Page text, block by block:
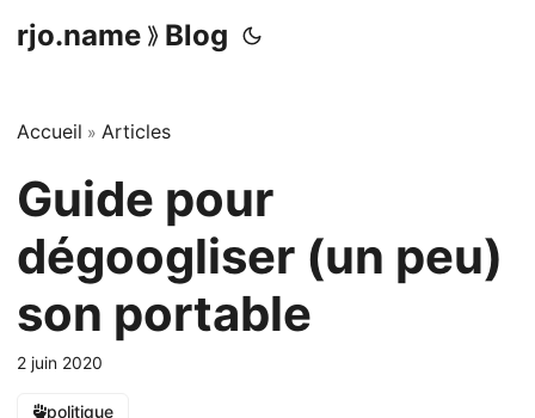
rjo.name ⟫ Blog
Accueil » Articles
Guide pour
dégoogliser (un peu)
son portable
2 juin 2020
politique